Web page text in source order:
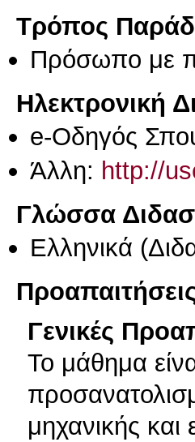
Τρόπος
Πρόσωπο με
Ηλεκτρονική
e-Οδηγός
Άλλη: http://
Γλώσσα
Ελληνικά
Γενικές
Το μάθημα
μηχανικής